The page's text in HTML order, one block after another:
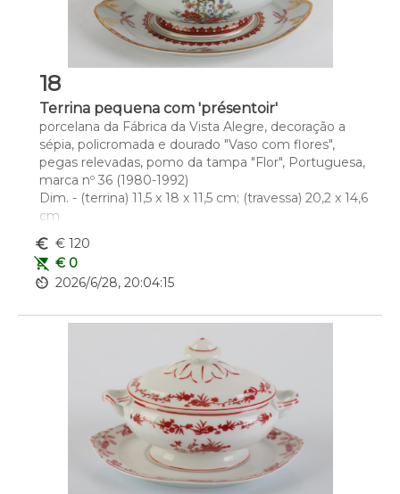
18
Terrina pequena com 'présentoir'
porcelana da Fábrica da Vista Alegre, decoração a
sépia, policromada e dourado "Vaso com flores",
pegas relevadas, pomo da tampa "Flor", Portuguesa,
marca nº 36 (1980-1992)
Dim. - (terrina) 11,5 x 18 x 11,5 cm; (travessa) 20,2 x 14,6
cm
euro_symbol € 120
remove_shopping_cart € 0
av_timer 2026/6/28, 20:04:15